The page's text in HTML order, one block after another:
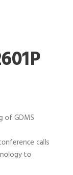
of GDMS
calls
to